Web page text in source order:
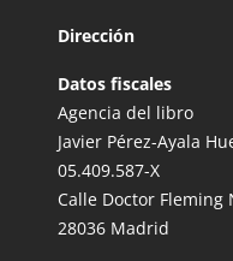
Dirección
Datos fiscales
Agencia del libro
Javier Pérez-Ayala
05.409.587-X
Calle Doctor Fleming
28036 Madrid